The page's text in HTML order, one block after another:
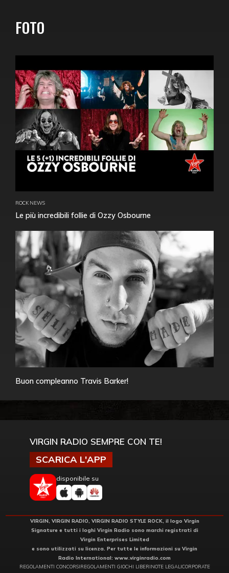
FOTO
ROCK NEWS
Le più incredibili follie di Ozzy Osbourne
Buon compleanno Travis Barker!
VIRGIN RADIO SEMPRE CON TE!
SCARICA L'APP
disponibile su
VIRGIN, VIRGIN RADIO, VIRGIN RADIO STYLE ROCK, il logo Virgin
Signature e tutti i loghi Virgin Radio sono marchi registrati di
Virgin Enterprises Limited
e sono utilizzati su licenza. Per tutte le informazioni su Virgin
Radio International: www.virginradio.com
REGOLAMENTI CONCORSIREGOLAMENTI GIOCHI LIBERINOTE LEGALICORPORATE